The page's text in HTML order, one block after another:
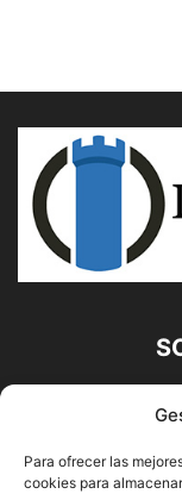
Para ofrecer las
cookies para
Diario Alhaurín
Francisco E.
Alhaurín